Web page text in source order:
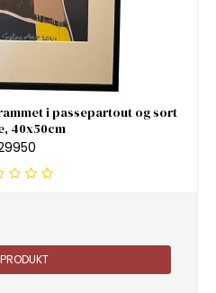
i passepartout og sort
40x50cm